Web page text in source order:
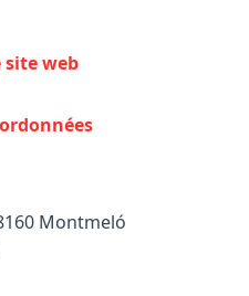
site web
Montmeló